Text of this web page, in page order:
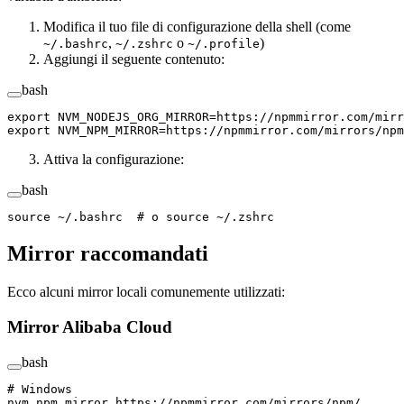
Modifica il tuo file di configurazione della shell (come
~/.bashrc, ~/.zshrc o ~/.profile)
Aggiungi il seguente contenuto:
bash
export NVM_NODEJS_ORG_MIRROR=https://npmmirror.com/
export NVM_NPM_MIRROR=https://npmmirror.com/mirrors/npm
Attiva la configurazione:
bash
source ~/.bashrc
  # o source ~/.zshrc
Mirror raccomandati
Ecco alcuni mirror locali comunemente utilizzati:
Mirror Alibaba Cloud
bash
# Windows